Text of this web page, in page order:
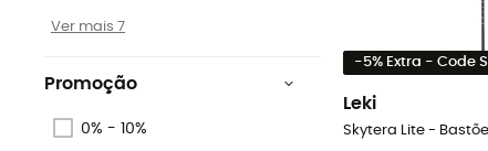
Ver mais 7
Promoção
0% - 10%
-5% Extra - Code
Leki
Skytera Lite -